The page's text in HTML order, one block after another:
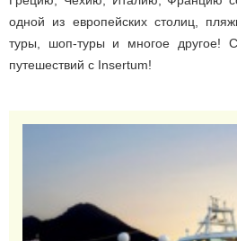
одной из европейских столиц,
туры, шоп-туры и многое другое!
путешествий с Insertum!